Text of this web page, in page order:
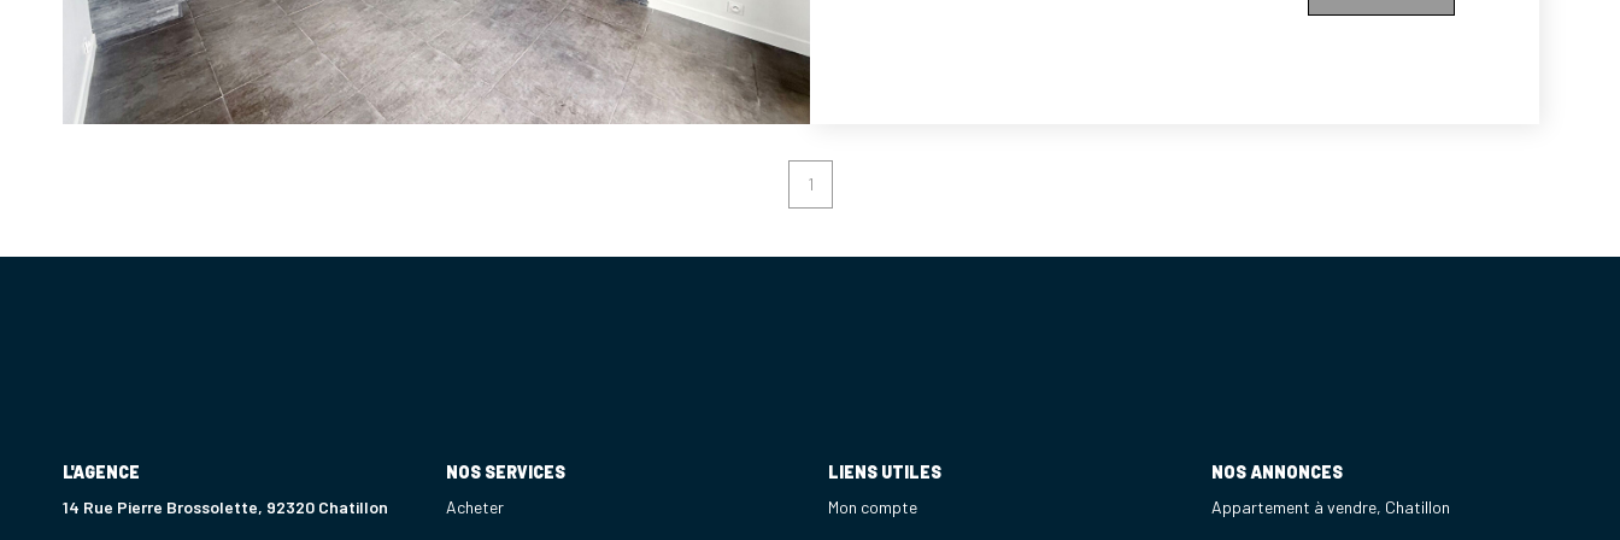
rares et très appréciés. Le quartier bénéficie d'une excellente
1
L'AGENCE
14 Rue Pierre Brossolette, 92320 Chatillon
NOS SERVICES
Acheter
LIENS UTILES
Mon compte
NOS ANNONCES
Appartement à vendre, Chatillon